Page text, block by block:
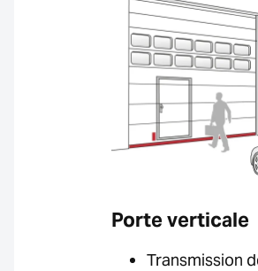
Porte verticale
Transmission